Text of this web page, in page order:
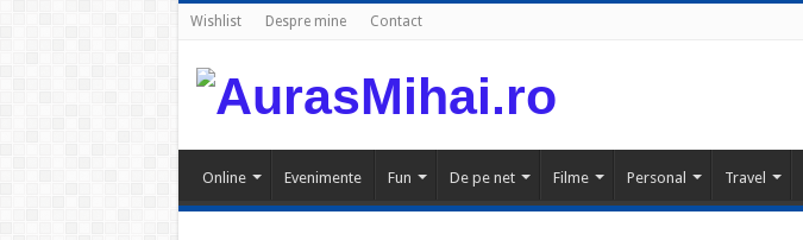
Wishlist Despre mine Contact
Online Evenimente Fun De pe net Filme Personal Travel